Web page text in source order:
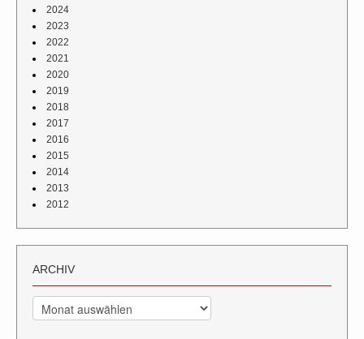
2024
2023
2022
2021
2020
2019
2018
2017
2016
2015
2014
2013
2012
ARCHIV
Archiv